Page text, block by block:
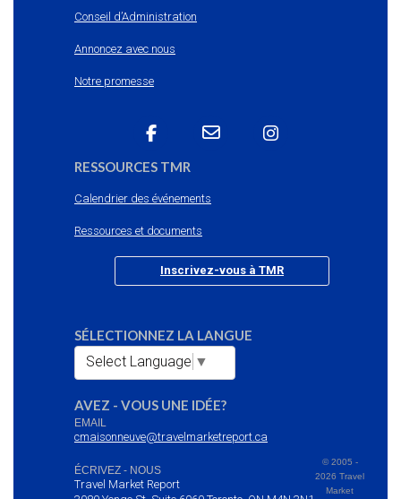
Conseil d’Administration
Annoncez avec nous
Notre promesse
RESSOURCES TMR
Calendrier des événements
Ressources et documents
Inscrivez-vous à TMR
SÉLECTIONNEZ LA LANGUE
Select Language ▼
AVEZ - VOUS UNE IDÉE?
EMAIL
cmaisonneuve@travelmarketreport.ca
ÉCRIVEZ - NOUS
Travel Market Report
© 2005 -
2026 Travel
Market